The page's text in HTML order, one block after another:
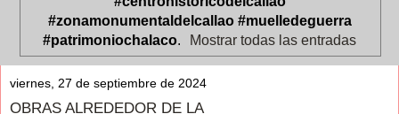
#zonamonumentaldelcallao #muelledeguerra
#patrimoniochalaco. Mostrar todas las entradas
viernes, 27 de septiembre de 2024
OBRAS ALREDEDOR DE LA